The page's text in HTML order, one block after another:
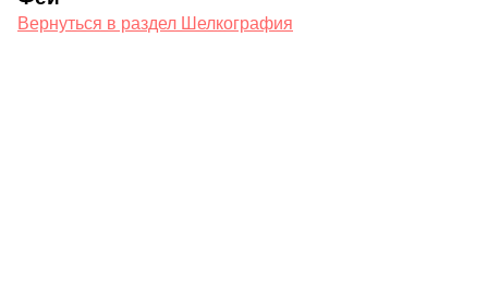
Вернуться в раздел Шелкография